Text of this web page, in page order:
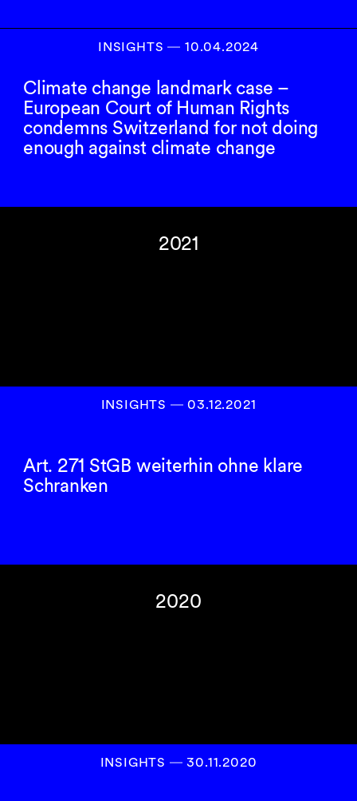
INSIGHTS― 10.04.2024
Climate change landmark case –
European Court of Human Rights
condemns Switzerland for not doing
enough against climate change
2021
INSIGHTS ― 03.12.2021
Art. 271 StGB weiterhin ohne klare
Schranken
2020
INSIGHTS ― 30.11.2020